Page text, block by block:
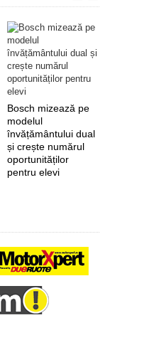
Bosch mizează pe
modelul
învățământului dual
și crește numărul
oportunităților
pentru elevi